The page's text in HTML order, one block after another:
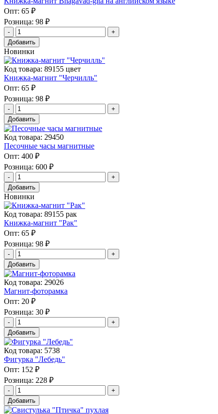
Опт: 65 ₽
Розница: 98 ₽
Добавить
Новинки
Код товара: 89155 цвет
Книжка-магнит "Черчилль"
Опт: 65 ₽
Розница: 98 ₽
Добавить
Код товара: 29450
Песочные часы магнитные
Опт: 400 ₽
Розница: 600 ₽
Добавить
Новинки
Код товара: 89155 рак
Книжка-магнит "Рак"
Опт: 65 ₽
Розница: 98 ₽
Добавить
Код товара: 29026
Магнит-фоторамка
Опт: 20 ₽
Розница: 30 ₽
Добавить
Код товара: 5738
Фигурка "Лебедь"
Опт: 152 ₽
Розница: 228 ₽
Добавить